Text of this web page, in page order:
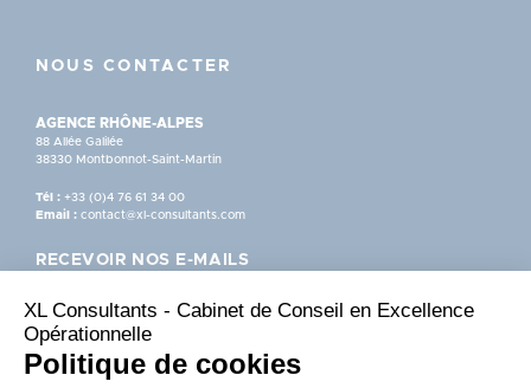
XL Consultants - Cabinet de Conseil en Excellence
Opérationnelle
Politique de cookies
NOUS CONTACTER
AGENCE RHÔNE-ALPES
88 Allée Galilée
38330 Montbonnot-Saint-Martin
Tél : +33 (0)4 76 61 34 00
Email : contact@xl-consultants.com
RECEVOIR NOS E-MAILS
S'INSCRIRE